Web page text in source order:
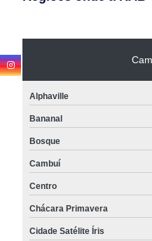
Alphaville
Bananal
Bosque
Cambuí
Centro
Chácara Primavera
Cidade Satélite Íris